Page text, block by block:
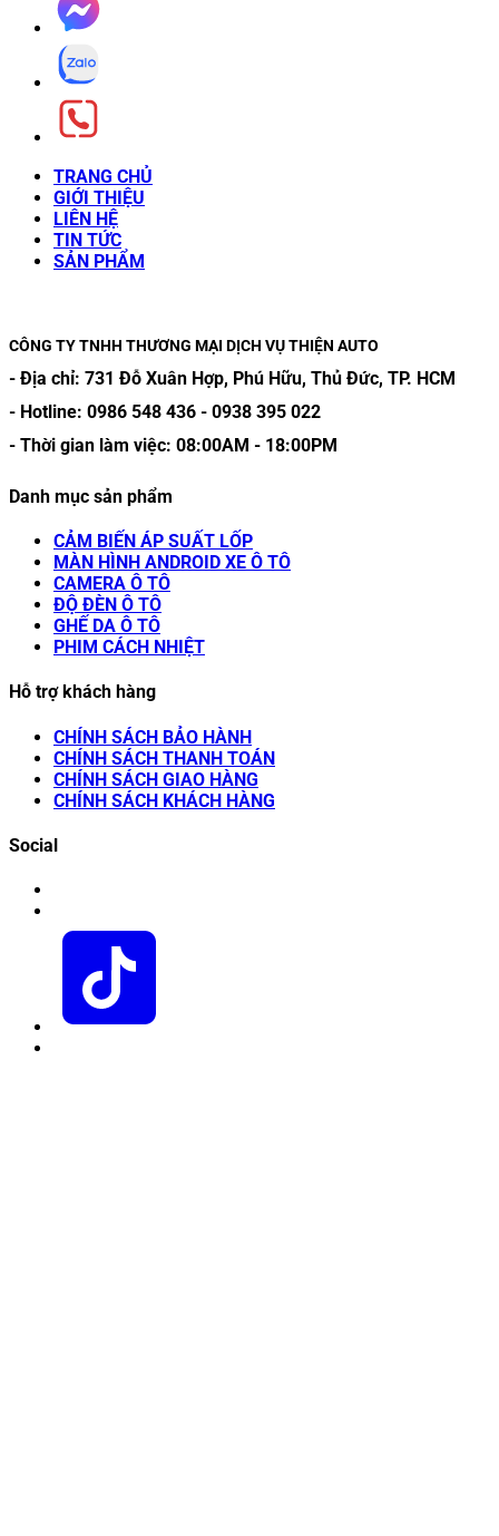
TRANG CHỦ
GIỚI THIỆU
LIÊN HỆ
TIN TỨC
SẢN PHẨM
CÔNG TY TNHH THƯƠNG MẠI DỊCH VỤ THIỆN AUTO
- Địa chỉ: 731 Đỗ Xuân Hợp, Phú Hữu, Thủ Đức, TP. HCM
- Hotline: 0986 548 436 - 0938 395 022
- Thời gian làm việc: 08:00AM - 18:00PM
Danh mục sản phẩm
CẢM BIẾN ÁP SUẤT LỐP
MÀN HÌNH ANDROID XE Ô TÔ
CAMERA Ô TÔ
ĐỘ ĐÈN Ô TÔ
GHẾ DA Ô TÔ
PHIM CÁCH NHIỆT
Hỗ trợ khách hàng
CHÍNH SÁCH BẢO HÀNH
CHÍNH SÁCH THANH TOÁN
CHÍNH SÁCH GIAO HÀNG
CHÍNH SÁCH KHÁCH HÀNG
Social